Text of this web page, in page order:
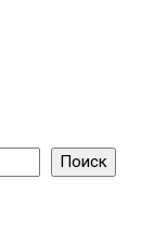
Поиск